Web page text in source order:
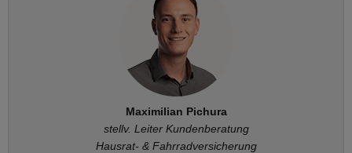
Maximilian Pichura
stellv. Leiter Kundenberatung
Hausrat- & Fahrradversicherung